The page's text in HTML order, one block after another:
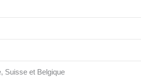
Suisse et Belgique